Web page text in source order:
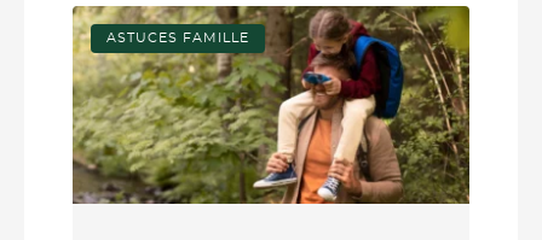
ASTUCES FAMILLE